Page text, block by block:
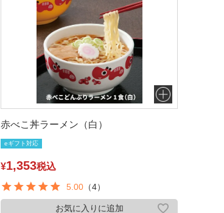
赤べこ丼ラーメン（白）
eギフト対応
¥1,353税込
5.00 （4）
お気に入りに追加